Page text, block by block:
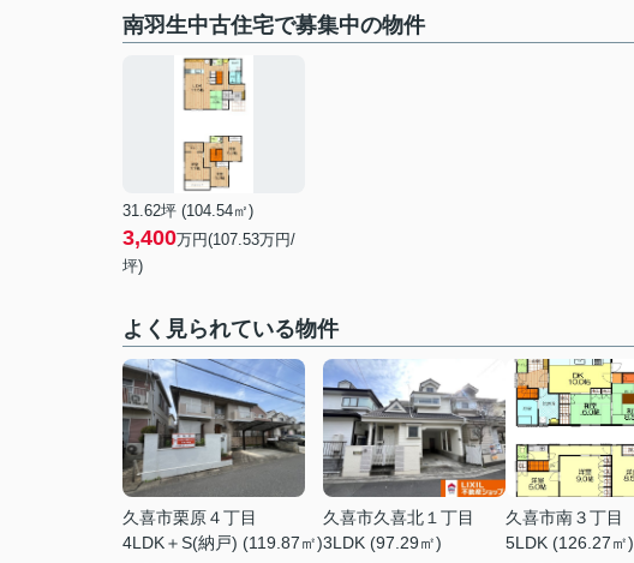
南羽生中古住宅で募集中の物件
31.62坪 (104.54㎡)
3,400万円(107.53万円/
坪)
よく見られている物件
久喜市栗原４丁目
4LDK＋S(納戸) (119.87㎡)
久喜市久喜北１丁目
3LDK (97.29㎡)
久喜市南３丁目
5LDK (126.27㎡)